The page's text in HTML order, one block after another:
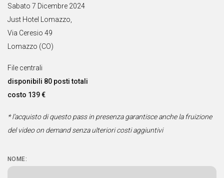
Sabato 7 Dicembre 2024
Just Hotel Lomazzo,
Via Ceresio 49
Lomazzo (CO)
File centrali
disponibili 80 posti totali
costo 139 €
* l’acquisto di questo pass in presenza garantisce anche la fruizione
del video on demand senza ulteriori costi aggiuntivi
NOME: